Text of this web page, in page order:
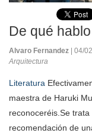
De qué
Alvaro Fernandez
| 04/
Arquitectura
Literatura
maestra de Haruki
reconoceréis.Se
recomendación de